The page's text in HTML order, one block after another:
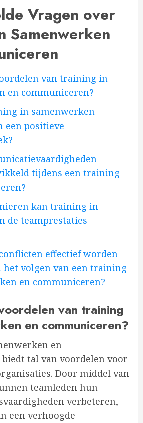
Vragen over
Samenwerken
van training in
en communiceren?
in samenwerken
een positieve
tijdens een training
kan training in
de teamprestaties
effectief worden
het volgen van een training
en communiceren?
van training
en communiceren?
en
tal van voordelen voor
Door middel van
teamleden hun
verbeteren,
een verhoogde